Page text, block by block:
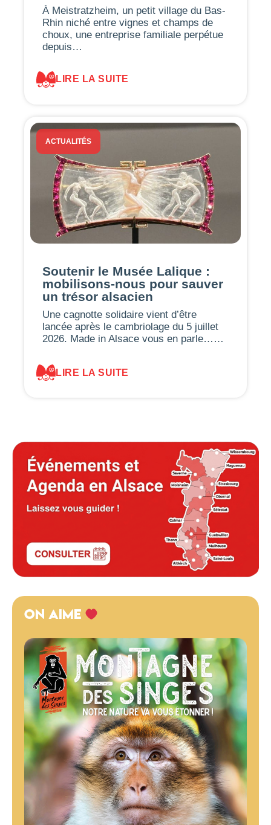
À Meistratzheim, un petit village du Bas-
Rhin niché entre vignes et champs de
choux, une entreprise familiale perpétue
depuis…
LIRE LA SUITE
ACTUALITÉS
Soutenir le Musée Lalique :
mobilisons-nous pour sauver
un trésor alsacien
Une cagnotte solidaire vient d’être
lancée après le cambriolage du 5 juillet
2026. Made in Alsace vous en parle……
LIRE LA SUITE
ON AIME